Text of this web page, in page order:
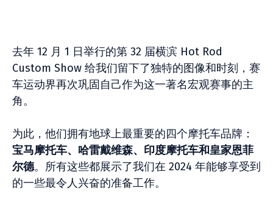
去年 12 月 1 日举行的第 32 届横滨 Hot Rod
Custom Show 给我们留下了独特的图像和时刻，赛
车运动界再次巩固自己作为这一著名宏观赛事的主
角。
为此，他们拥有地球上最重要的四个摩托车品牌：
宝马摩托车、哈雷戴维森、印度摩托车和皇家恩菲
尔德。所有这些都展示了我们在 2024 年能够享受到
的一些最令人兴奋的准备工作。